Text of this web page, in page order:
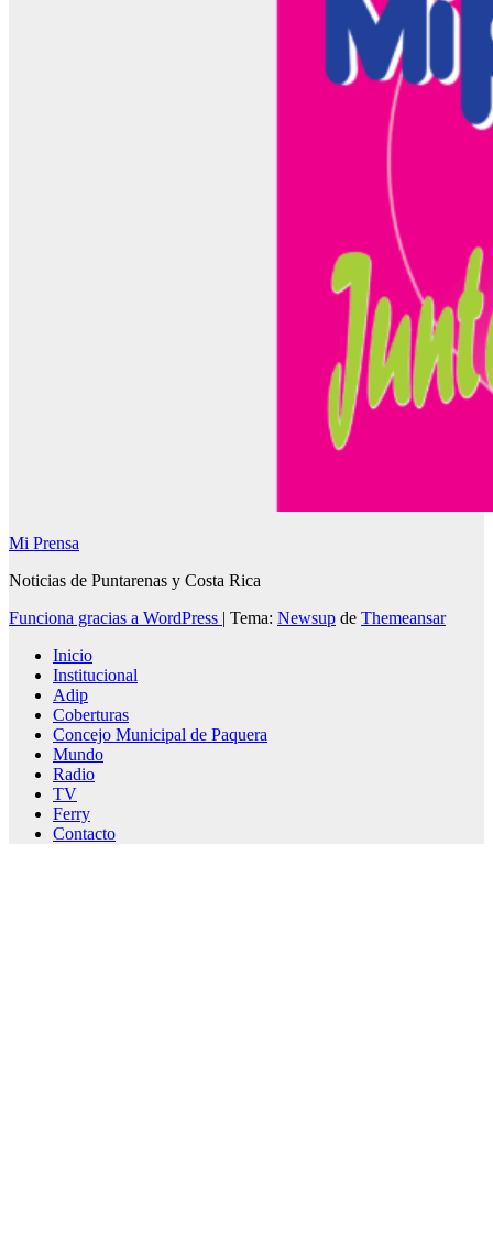
Mi Prensa
Noticias de Puntarenas y Costa Rica
Funciona gracias a WordPress | Tema: Newsup de Themeansar
Inicio
Institucional
Adip
Coberturas
Concejo Municipal de Paquera
Mundo
Radio
TV
Ferry
Contacto